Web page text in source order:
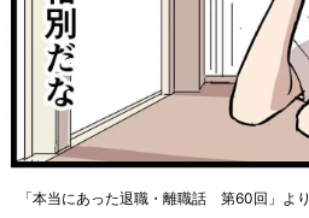
「本当にあった退職・離職話 第60回」より